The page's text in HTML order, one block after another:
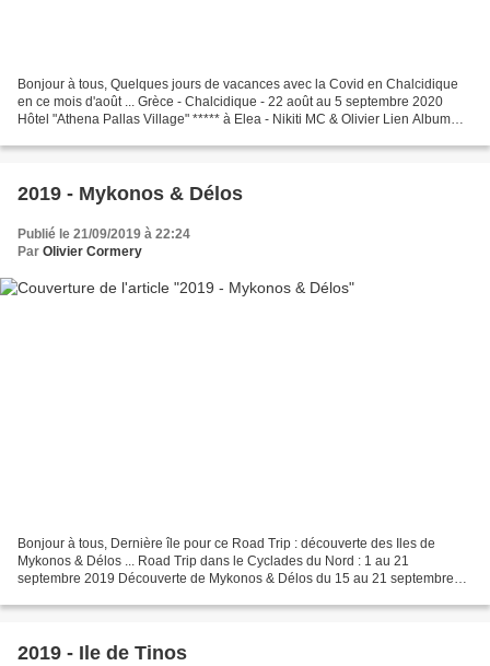
Bonjour à tous, Quelques jours de vacances avec la Covid en Chalcidique
en ce mois d'août ... Grèce - Chalcidique - 22 août au 5 septembre 2020
Hôtel "Athena Pallas Village" ***** à Elea - Nikiti MC & Olivier Lien Album
2019 - Mykonos & Délos
Publié le 21/09/2019 à 22:24
Par Olivier Cormery
Bonjour à tous, Dernière île pour ce Road Trip : découverte des Iles de
Mykonos & Délos ... Road Trip dans le Cyclades du Nord : 1 au 21
septembre 2019 Découverte de Mykonos & Délos du 15 au 21 septembre
2019 - Ile de Tinos